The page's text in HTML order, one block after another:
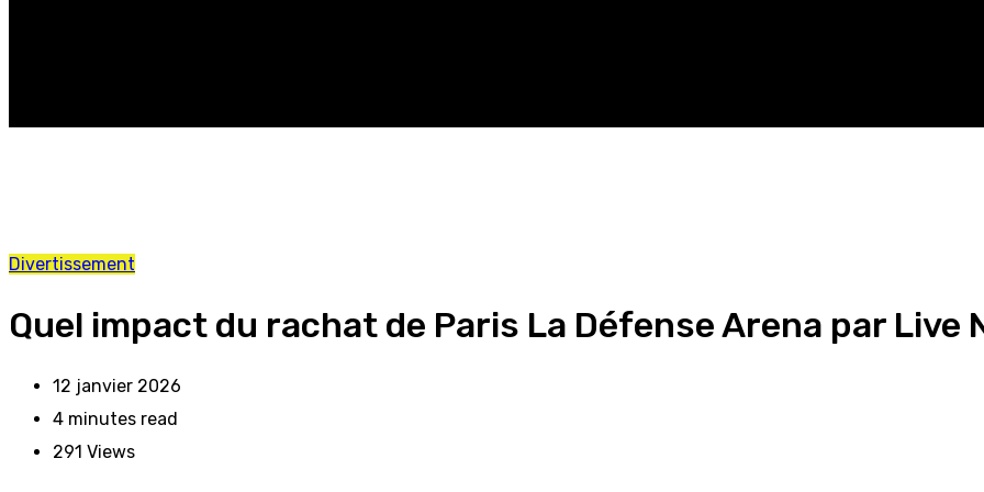
Divertissement
Quel impact du rachat de Paris La Défense Arena par Live
12 janvier 2026
4 minutes read
291 Views